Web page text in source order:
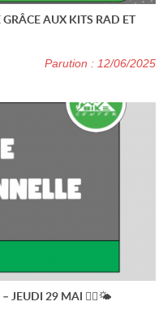
GRÂCE AUX KITS RAD ET
Parution : 12/06/2025
– JEUDI 29 MAI 🚴‍♀️🌤️